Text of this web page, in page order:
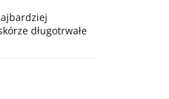
długotrwałe